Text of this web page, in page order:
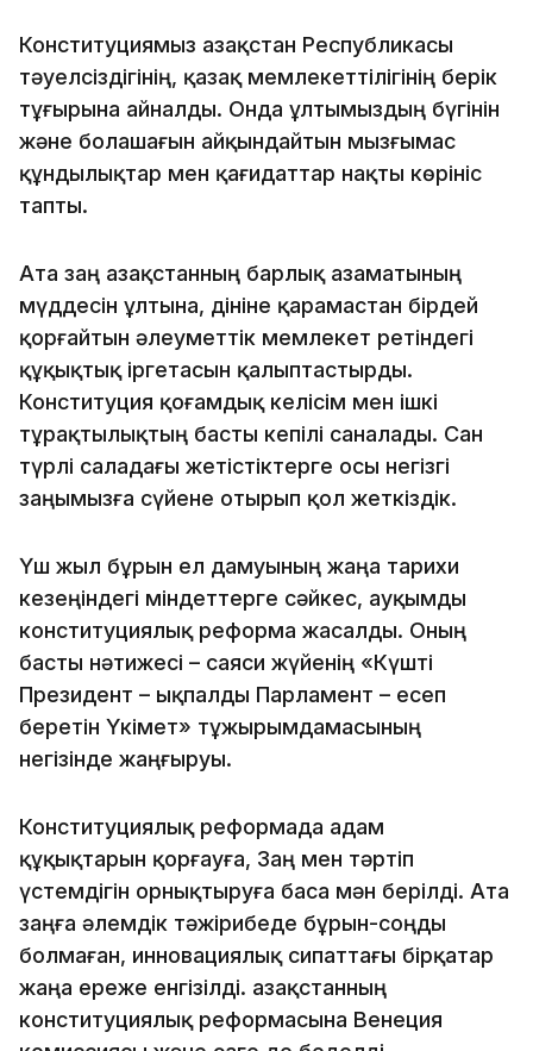
Конституциямыз Қазақстан Республикасы
тәуелсіздігінің, қазақ мемлекеттілігінің берік
тұғырына айналды. Онда ұлтымыздың бүгінін
және болашағын айқындайтын мызғымас
құндылықтар мен қағидаттар нақты көрініс
тапты.
Ата заң Қазақстанның барлық азаматының
мүддесін ұлтына, дініне қарамастан бірдей
қорғайтын әлеуметтік мемлекет ретіндегі
құқықтық іргетасын қалыптастырды.
Конституция қоғамдық келісім мен ішкі
тұрақтылықтың басты кепілі саналады. Сан
түрлі саладағы жетістіктерге осы негізгі
заңымызға сүйене отырып қол жеткіздік.
Үш жыл бұрын ел дамуының жаңа тарихи
кезеңіндегі міндеттерге сәйкес, ауқымды
конституциялық реформа жасалды. Оның
басты нәтижесі – саяси жүйенің «Күшті
Президент – ықпалды Парламент – есеп
беретін Үкімет» тұжырымдамасының
негізінде жаңғыруы.
Конституциялық реформада адам
құқықтарын қорғауға, Заң мен тәртіп
үстемдігін орнықтыруға баса мән берілді. Ата
заңға әлемдік тәжірибеде бұрын-соңды
болмаған, инновациялық сипаттағы бірқатар
жаңа ереже енгізілді. Қазақстанның
конституциялық реформасына Венеция